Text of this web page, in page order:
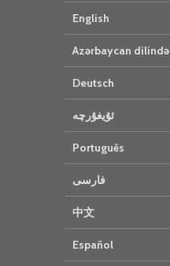
English
Azərbaycan dilində
Deutsch
ئۇيغۇرچە
Português
فارسی
中文
Español